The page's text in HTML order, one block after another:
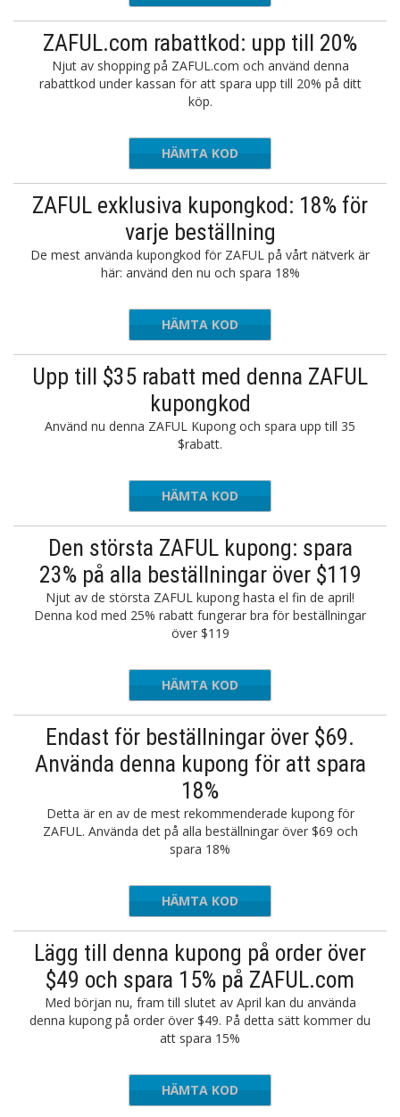
ZAFUL.com rabattkod: upp till 20%
Njut av shopping på ZAFUL.com och använd denna
rabattkod under kassan för att spara upp till 20% på ditt
köp.
22beth
HÄMTA KOD
ZAFUL exklusiva kupongkod: 18% för
varje beställning
De mest använda kupongkod för ZAFUL på vårt nätverk är
här: använd den nu och spara 18%
ROMONIX
HÄMTA KOD
Upp till $35 rabatt med denna ZAFUL
kupongkod
Använd nu denna ZAFUL Kupong och spara upp till 35
$rabatt.
CLOSET
HÄMTA KOD
Den största ZAFUL kupong: spara
23% på alla beställningar över $119
Njut av de största ZAFUL kupong hasta el fin de april!
Denna kod med 25% rabatt fungerar bra för beställningar
över $119
PROMO23
HÄMTA KOD
Endast för beställningar över $69.
Använda denna kupong för att spara
18%
Detta är en av de mest rekommenderade kupong för
ZAFUL. Använda det på alla beställningar över $69 och
spara 18%
PROMO23
HÄMTA KOD
Lägg till denna kupong på order över
$49 och spara 15% på ZAFUL.com
Med början nu, fram till slutet av April kan du använda
denna kupong på order över $49. På detta sätt kommer du
att spara 15%
PROMO23
HÄMTA KOD